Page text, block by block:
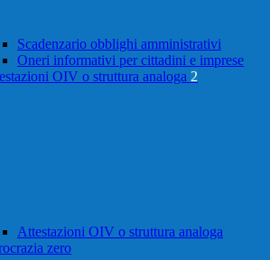
Scadenzario obblighi amministrativi
Oneri informativi per cittadini e imprese
OIV o struttura analoga 2
Attestazioni OIV o struttura analoga
zero